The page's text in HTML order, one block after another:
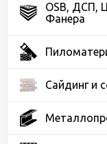
OSB, ДСП,
Фанера
Сайдинг и